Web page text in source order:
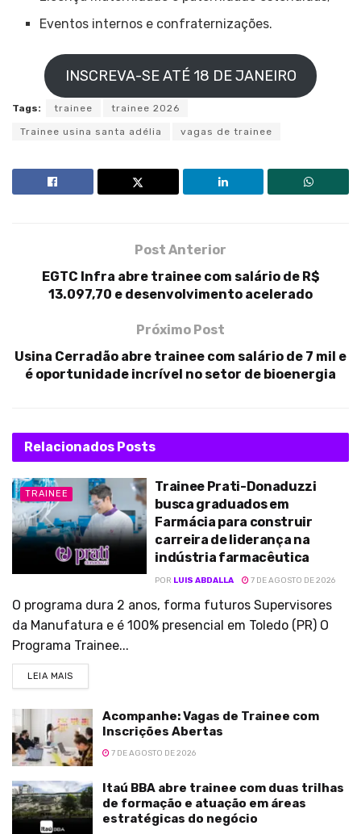
Eventos internos e confraternizações.
INSCREVA-SE ATÉ 18 DE JANEIRO
Tags: trainee trainee 2026
Trainee usina santa adélia vagas de trainee
Post Anterior
EGTC Infra abre trainee com salário de R$
13.097,70 e desenvolvimento acelerado
Próximo Post
Usina Cerradão abre trainee com salário de 7 mil e
é oportunidade incrível no setor de bioenergia
Relacionados Posts
TRAINEE
Trainee Prati-Donaduzzi
busca graduados em
Farmácia para construir
carreira de liderança na
indústria farmacêutica
POR LUIS ABDALLA 7 DE AGOSTO DE 2026
O programa dura 2 anos, forma futuros Supervisores
da Manufatura e é 100% presencial em Toledo (PR) O
Programa Trainee...
LEIA MAIS
Acompanhe: Vagas de Trainee com
Inscrições Abertas
7 DE AGOSTO DE 2026
Itaú BBA abre trainee com duas trilhas
de formação e atuação em áreas
estratégicas do negócio